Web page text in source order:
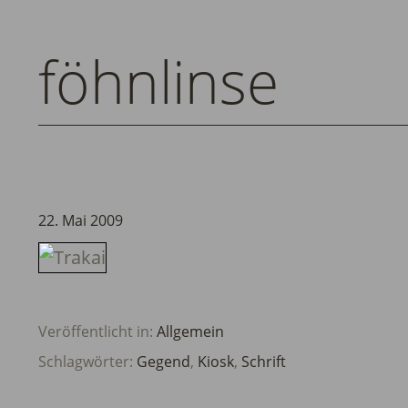
föhnlinse
22. Mai 2009
Veröffentlicht in: Allgemein
Schlagwörter: Gegend, Kiosk, Schrift